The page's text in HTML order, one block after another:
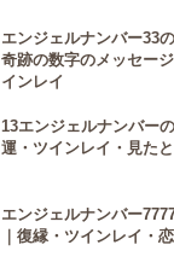
エンジェルナンバー33
奇跡の数字のメッセー
インレイ
13エンジェルナンバー
運・ツインレイ・見た
エンジェルナンバー
｜復縁・ツインレイ・